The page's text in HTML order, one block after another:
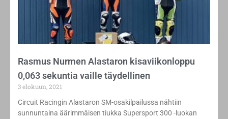
Rasmus Nurmen Alastaron kisaviikonloppu
0,063 sekuntia vaille täydellinen
3 elokuun, 2021
Circuit Racingin Alastaron SM-osakilpailussa nähtiin
sunnuntaina äärimmäisen tiukka Supersport 300 -luokan